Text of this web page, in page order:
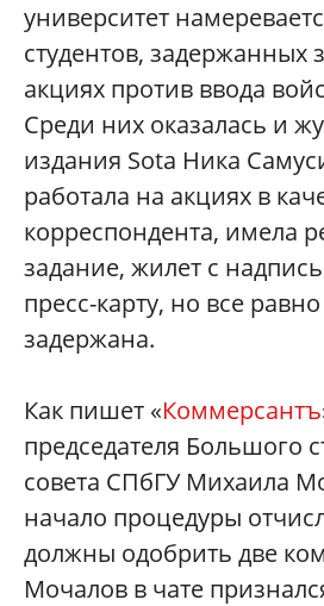
университет
студентов, задержанных
акциях против ввода
Среди них оказалась и
издания Sota Ника
работала на акциях в
корреспондента, имела
задание, жилет с
пресс-карту, но все
задержана.
Как пишет «Коммерсантъ
председателя Большого
совета СПбГУ Михаила
начало процедуры
должны одобрить две
Мочалов в чате